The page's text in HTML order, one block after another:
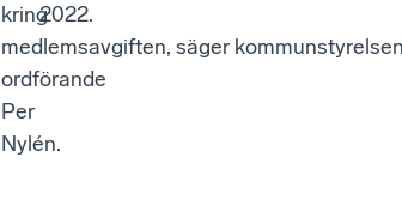
kring
medlemsavgiften, säger
ordförande
Per
Nylén.
2022.